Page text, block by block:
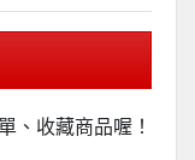
、收藏商品喔！